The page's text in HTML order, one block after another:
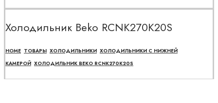
Холодильник Beko RCNK270K20S
HOME ТОВАРЫ ХОЛОДИЛЬНИКИ ХОЛОДИЛЬНИКИ С НИЖНЕЙ
КАМЕРОЙ ХОЛОДИЛЬНИК BEKO RCNK270K20S